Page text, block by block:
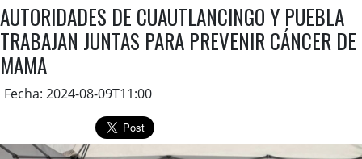
AUTORIDADES DE CUAUTLANCINGO Y PUEBLA
TRABAJAN JUNTAS PARA PREVENIR CÁNCER DE
MAMA
Fecha: 2024-08-09T11:00